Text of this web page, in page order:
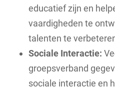
educatief zijn en
vaardigheden te
talenten te
Sociale Interactie:
groepsverband
sociale interactie en